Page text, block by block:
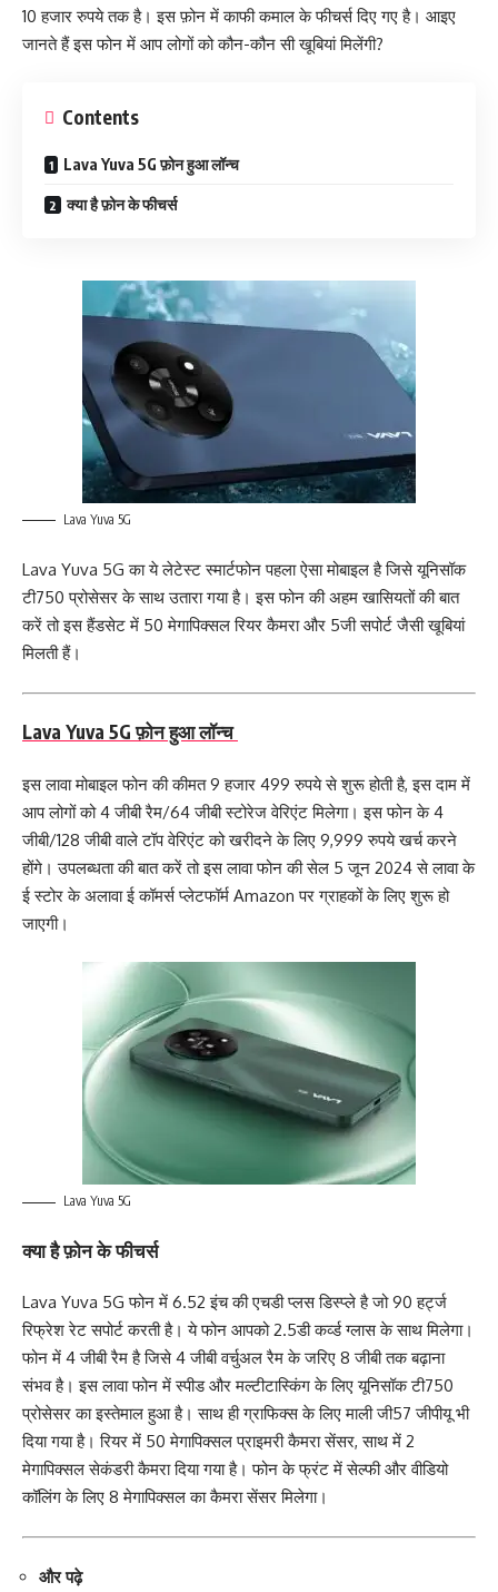
10 हजार रुपये तक है। इस फ़ोन में काफी कमाल के फीचर्स दिए गए है। आइए
जानते हैं इस फोन में आप लोगों को कौन-कौन सी खूबियां मिलेंगी?
Contents
Lava Yuva 5G फ़ोन हुआ लॉन्च
क्या है फ़ोन के फीचर्स
Lava Yuva 5G
Lava Yuva 5G का ये लेटेस्ट स्मार्टफोन पहला ऐसा मोबाइल है जिसे यूनिसॉक
टी750 प्रोसेसर के साथ उतारा गया है। इस फोन की अहम खासियतों की बात
करें तो इस हैंडसेट में 50 मेगापिक्सल रियर कैमरा और 5जी सपोर्ट जैसी खूबियां
मिलती हैं।
Lava Yuva 5G फ़ोन हुआ लॉन्च
इस लावा मोबाइल फोन की कीमत 9 हजार 499 रुपये से शुरू होती है, इस दाम में
आप लोगों को 4 जीबी रैम/64 जीबी स्टोरेज वेरिएंट मिलेगा। इस फोन के 4
जीबी/128 जीबी वाले टॉप वेरिएंट को खरीदने के लिए 9,999 रुपये खर्च करने
होंगे। उपलब्धता की बात करें तो इस लावा फोन की सेल 5 जून 2024 से लावा के
ई स्टोर के अलावा ई कॉमर्स प्लेटफॉर्म Amazon पर ग्राहकों के लिए शुरू हो
जाएगी।
Lava Yuva 5G
क्या है फ़ोन के फीचर्स
Lava Yuva 5G फोन में 6.52 इंच की एचडी प्लस डिस्प्ले है जो 90 हर्ट्ज
रिफ्रेश रेट सपोर्ट करती है। ये फोन आपको 2.5डी कर्व्ड ग्लास के साथ मिलेगा।
फोन में 4 जीबी रैम है जिसे 4 जीबी वर्चुअल रैम के जरिए 8 जीबी तक बढ़ाना
संभव है। इस लावा फोन में स्पीड और मल्टीटास्किंग के लिए यूनिसॉक टी750
प्रोसेसर का इस्तेमाल हुआ है। साथ ही ग्राफिक्स के लिए माली जी57 जीपीयू भी
दिया गया है। रियर में 50 मेगापिक्सल प्राइमरी कैमरा सेंसर, साथ में 2
मेगापिक्सल सेकंडरी कैमरा दिया गया है। फोन के फ्रंट में सेल्फी और वीडियो
कॉलिंग के लिए 8 मेगापिक्सल का कैमरा सेंसर मिलेगा।
और पढ़े